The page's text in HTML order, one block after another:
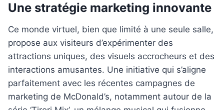
Une stratégie marketing innovante
Ce monde virtuel, bien que limité à une seule salle,
propose aux visiteurs d’expérimenter des
attractions uniques, des visuels accrocheurs et des
interactions amusantes. Une initiative qui s’aligne
parfaitement avec les récentes campagnes de
marketing de McDonald’s, notamment autour de la